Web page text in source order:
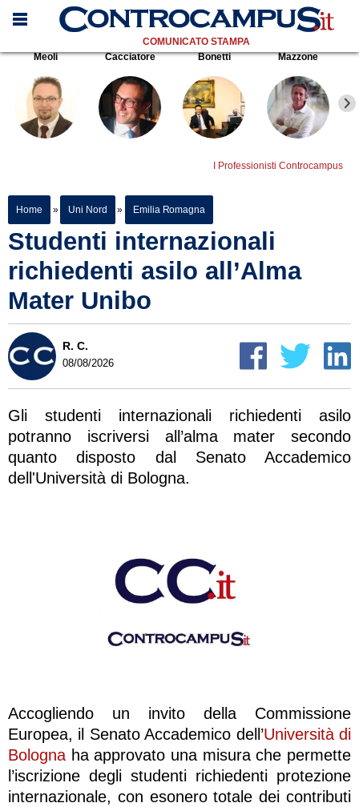
COMUNICATO STAMPA
Meoli
Cacciatore Bonetti Mazzone
I Professionisti Controcampus
Home » Uni Nord » Emilia Romagna
Studenti internazionali
richiedenti asilo all’Alma
Mater Unibo
R. C.
08/08/2026
Gli studenti internazionali richiedenti asilo
potranno iscriversi all’alma mater secondo
quanto disposto dal Senato Accademico
dell'Università di Bologna.
Accogliendo un invito della Commissione
Europea, il Senato Accademico dell’Università di
Bologna ha approvato una misura che permette
l’iscrizione degli studenti richiedenti protezione
internazionale, con esonero totale dei contributi